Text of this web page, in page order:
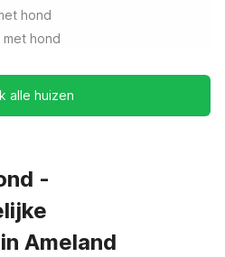
hond
met hond
alle huizen
-
Ameland